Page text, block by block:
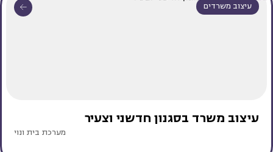
עיצוב משרדים
עיצוב משרד בסגנון חדשני וצעיר
מערכת בית ונוי